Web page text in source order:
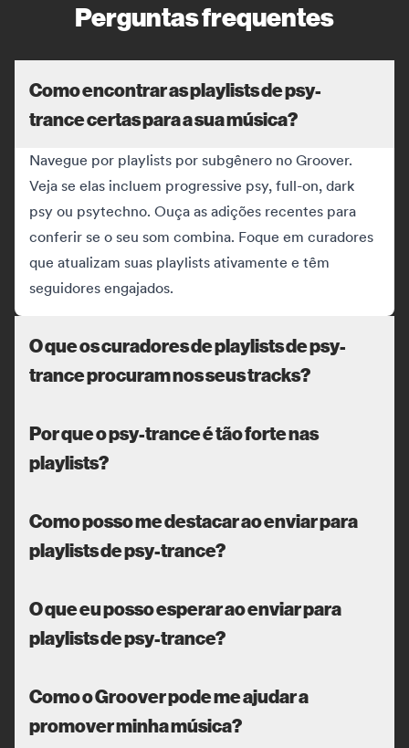
Perguntas frequentes
Como encontrar as playlists de psy-
trance certas para a sua música?
Navegue por playlists por subgênero no Groover.
Veja se elas incluem progressive psy, full-on, dark
psy ou psytechno. Ouça as adições recentes para
conferir se o seu som combina. Foque em curadores
que atualizam suas playlists ativamente e têm
seguidores engajados.
O que os curadores de playlists de psy-
trance procuram nos seus tracks?
Por que o psy-trance é tão forte nas
playlists?
Como posso me destacar ao enviar para
playlists de psy-trance?
O que eu posso esperar ao enviar para
playlists de psy-trance?
Como o Groover pode me ajudar a
promover minha música?